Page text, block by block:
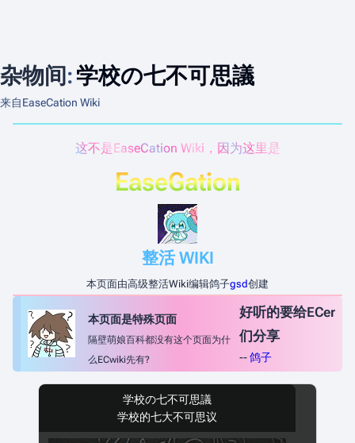
杂物间:学校の七不可思議
来自EaseCation Wiki
这不是EaseCation Wiki，因为这里是
EaseGation
整活 WIKI
本页面由高级整活Wiki编辑鸽子gsd创建
本页面是特殊页面
隔壁萌娘百科都没有这个页面为什
么ECwiki先有?
好听的要给ECer
们分享
--鸽子
学校の七不可思議
学校的七大不可思议